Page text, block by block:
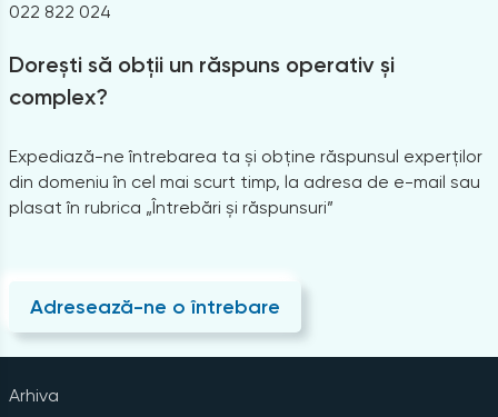
022 822 024
Dorești să obții un răspuns operativ și
complex?
Expediază-ne întrebarea ta și obține răspunsul experților
din domeniu în cel mai scurt timp, la adresa de e-mail sau
plasat în rubrica „Întrebări și răspunsuri”
Adresează-ne o întrebare
Arhiva